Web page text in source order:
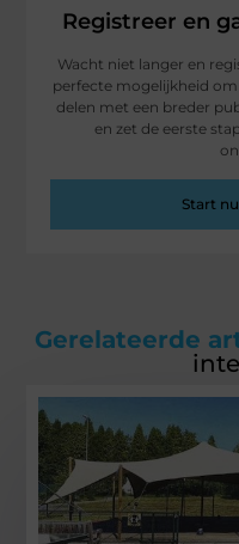
Registreer en
Wacht niet langer en
perfecte mogelijkheid
delen met een breder
en zet de eerste
Start
Gerelateerde